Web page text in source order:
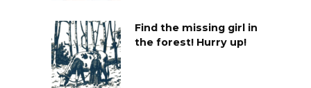
Find the missing girl in
the forest! Hurry up!